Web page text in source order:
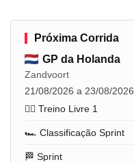
Próxima Corrida
GP da Holanda
Zandvoort
21/08/2026 a 23/08/2026
🏋️‍♂️ Treino Livre 1
🏎️ Classificação Sprint
🏁 Sprint